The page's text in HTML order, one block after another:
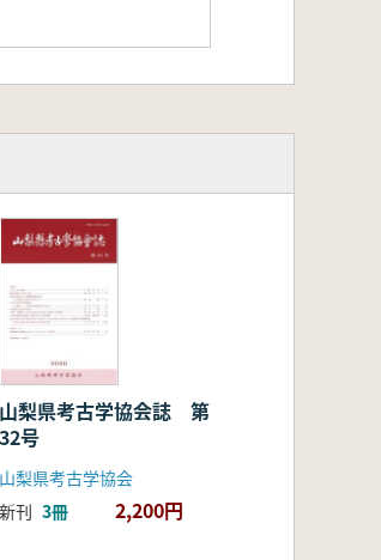
山梨県考古学協会誌 第
32号
山梨県考古学協会
新刊 3冊 2,200円